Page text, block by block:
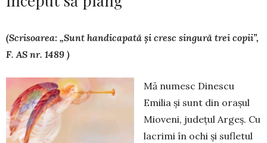
(Scrisoarea: „Sunt handicapată și cresc singură trei copii”,
F. AS nr. 1489 )
Mă numesc Dinescu
Emilia și sunt din ora­șul
Mioveni, județul Argeș. Cu
lacrimi în ochi și su­fletul